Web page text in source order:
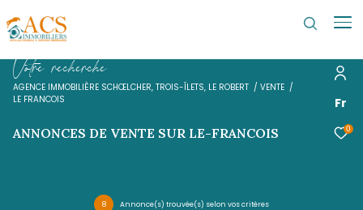
Votre recherche
VENTE